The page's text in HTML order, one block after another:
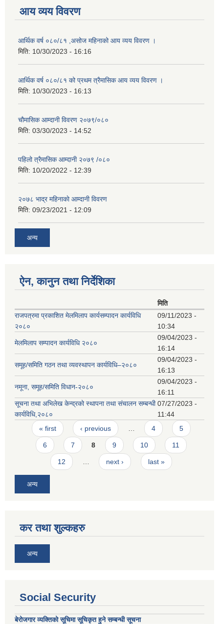
आय व्यय विवरण
आर्थिक वर्ष ०८०/८१ ,असोज महिनाको आय व्यय विवरण ।
मिति: 10/30/2023 - 16:16
आर्थिक वर्ष ०८०/८१ को प्रथम त्रैमासिक आय व्यय विवरण ।
मिति: 10/30/2023 - 16:13
चौमासिक आम्दानी विवरण २०७९/०८०
मिति: 03/30/2023 - 14:52
पहिलो त्रैमासिक आम्दानी २०७९ /०८०
मिति: 10/20/2022 - 12:39
२०७८ भाद्र महिनाकाे आम्दानी विवरण
मिति: 09/23/2021 - 12:09
अन्य
ऐन, कानुन तथा निर्देशिका
मिति
राजपत्रमा प्रकाशित मेलमिलाप कार्यसम्पादन कार्यविधि
२०८०
09/11/2023 -
10:34
मेलमिलाप सम्पादन कार्यविधि २०८०
09/04/2023 -
16:14
समूह/समिति गठन तथा व्यवस्थापन कार्यविधि–२०८०
09/04/2023 -
16:13
नमूना, समूह/समिति विधान-२०८०
09/04/2023 -
16:11
सूचना तथा अभिलेख केन्द्रको स्थापना तथा संचालन सम्बन्धी
कार्यविधि,२०८०
07/27/2023 -
11:44
Pages
« first ‹ previous 4 5
6 7 8 9 10 11
12 next › last »
अन्य
कर तथा शुल्कहरु
अन्य
Social Security
बेरोजगार व्यक्तिको सूचिमा सूचिकृत हुने सम्बन्धी सूचना